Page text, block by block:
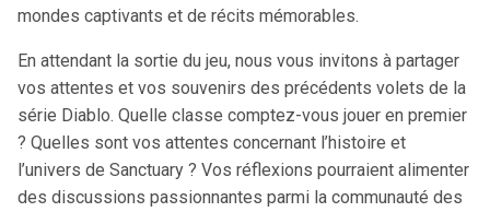
mondes captivants et de récits mémorables.
En attendant la sortie du jeu, nous vous invitons à partager
vos attentes et vos souvenirs des précédents volets de la
série Diablo. Quelle classe comptez-vous jouer en premier
? Quelles sont vos attentes concernant l’histoire et
l’univers de Sanctuary ? Vos réflexions pourraient alimenter
des discussions passionnantes parmi la communauté des